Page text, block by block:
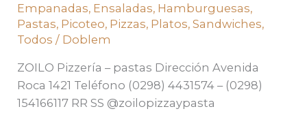
Empanadas, Ensaladas, Hamburguesas,
Pastas, Picoteo, Pizzas, Platos,Sandwiches,
Todos / Doblem
ZOILO Pizzería – pastas Dirección Avenida
Roca 1421 Teléfono (0298) 4431574 – (0298)
154166117 RR SS @zoilopizzaypasta